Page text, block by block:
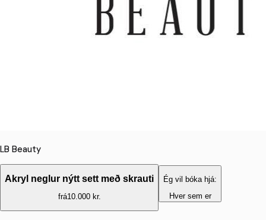
LB Beauty
Akryl neglur nýtt sett með skrauti
frá10.000 kr.
Ég vil bóka hjá:
Hver sem er